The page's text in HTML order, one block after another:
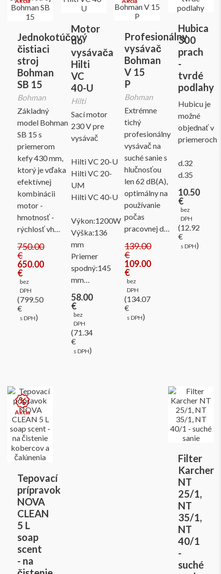
Jednokotúčový
čistiaci
stroj
Bohman
SB 15
Bohman
Základný
model Bohman
SB 15 s
priemerom
kefy 430 mm,
ktorý je vďaka
efektívnej
kombinácii
motor -
hmotnosť -
rýchlosť vh…
750.00
€
650.00
€
bez
DPH
(799.50
€
s DPH)
Motor
do
vysávača
Hilti
VC
40-U
Hilti
Sací motor
230 V pre
vysávač
Hilti VC 20-U
Hilti VC 20-
UM
Hilti VC 40-U
Výkon:1200W
Výška:136
mm
Priemer
spodný:145
mm…
58.00
€
bez
DPH
(71.34
€
s DPH)
Profesionálny
vysávač
Bohman
V 15
P
Bohman
Extrémne
tichý
profesionálny
vysávač na
suché sanie s
hlučnosťou
len 62 dB(A),
optimálny na
používanie
počas
pracovnej d…
139.00
€
109.00
€
bez
DPH
(134.07
€
s DPH)
Hubica
300
prach
-
tvrdé
podlahy
Hubicu je
možné
objednať v
priemeroch
d.32
d.35
10.50
€
bez
DPH
(12.92
€
s DPH)
Tepovací
prípravok
NOVA
CLEAN
5 L
soap
scent
- na
Filter
Karcher
NT
25/1,
NT
35/1,
NT
40/1
-
suché